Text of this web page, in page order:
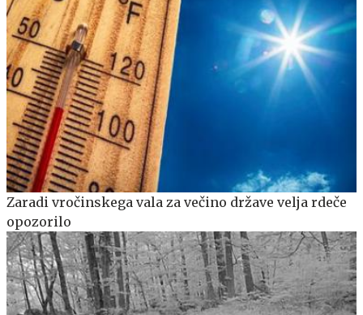
Zaradi vročinskega vala za večino države velja rdeče
opozorilo